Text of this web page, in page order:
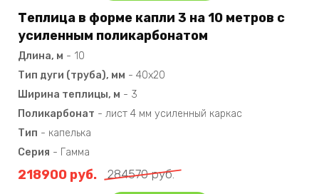
Теплица в форме капли 3 на 10 метров с
усиленным поликарбонатом
Длина, м - 10
Тип дуги (труба), мм - 40х20
Ширина теплицы, м - 3
Поликарбонат - лист 4 мм усиленный каркас
Тип - капелька
Серия - Гамма
284570руб.
218900 руб.